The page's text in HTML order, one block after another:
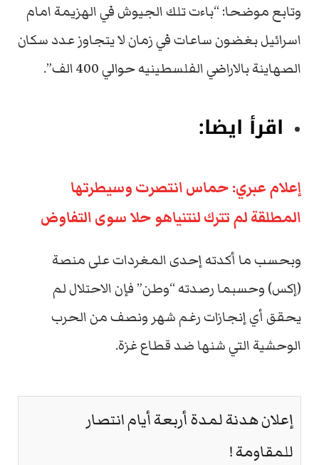
وتابع موضحا: “باءت تلك الجيوش في الهزيمة امام
اسرائيل بغضون ساعات في زمان لا يتجاوز عدد سكان
الصهاينة بالاراضي الفلسطينيه حوالي 400 الف”.
اقرأ ايضا:
إعلام عبري: حماس انتصرت وسيطرتها
المطلقة لم تترك لنتنياهو حلا سوى التفاوض
وبحسب ما أكدته إحدى المغردات على منصة
(إكس) وحسبما رصدته “وطن” فإن الاحتلال لم
يحقق أي إنجازات رغم شهر ونصف من الحرب
الوحشية التي شنها ضد قطاع غزة.
إعلان هدنة لمدة أربعة أيام انتصار
للمقاومة !